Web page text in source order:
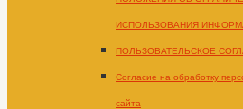
ИСПОЛЬЗОВАНИЯ
ПОЛЬЗОВАТЕЛЬСКОЕ
Согласие на обработку
сайта